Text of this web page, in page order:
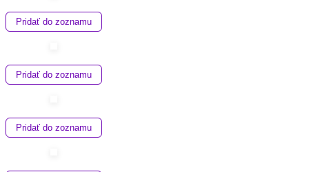
Pridať do zoznamu
Pridať do zoznamu
Pridať do zoznamu